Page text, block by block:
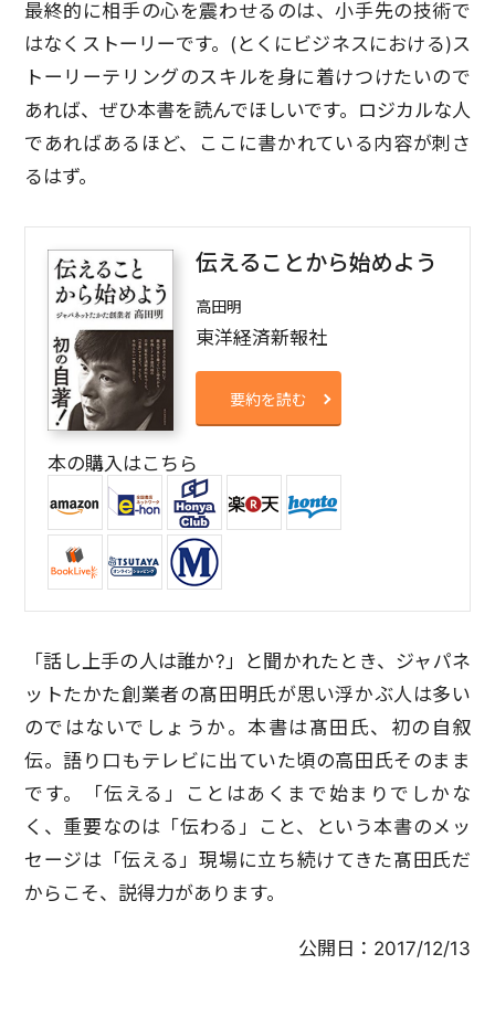
最終的に相手の心を震わせるのは、小手先の技術で
はなくストーリーです。(とくにビジネスにおける)ス
トーリーテリングのスキルを身に着けつけたいので
あれば、ぜひ本書を読んでほしいです。ロジカルな人
であればあるほど、ここに書かれている内容が刺さ
るはず。
伝えることから始めよう
高田明
東洋経済新報社
要約を読む
本の購入はこちら
「話し上手の人は誰か?」と聞かれたとき、ジャパネ
ットたかた創業者の髙田明氏が思い浮かぶ人は多い
のではないでしょうか。本書は髙田氏、初の自叙
伝。語り口もテレビに出ていた頃の高田氏そのまま
です。「伝える」ことはあくまで始まりでしかな
く、重要なのは「伝わる」こと、という本書のメッ
セージは「伝える」現場に立ち続けてきた髙田氏だ
からこそ、説得力があります。
公開日： 2017/12/13